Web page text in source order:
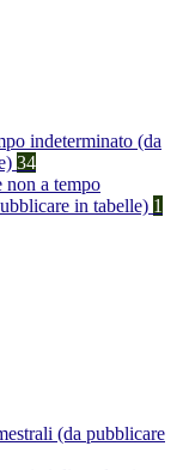
indeterminato (da
34
non a tempo
in tabelle) 1
(da pubblicare